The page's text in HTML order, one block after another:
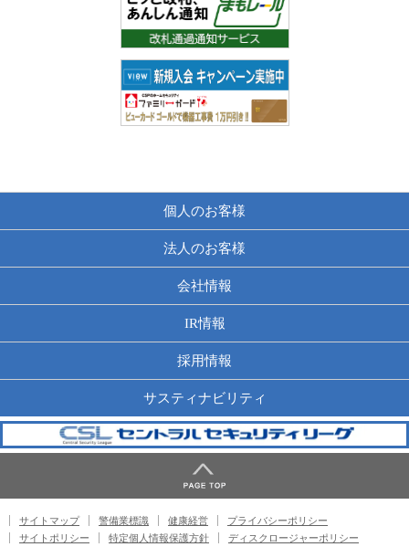
個人のお客様
法人のお客様
会社情報
IR情報
採用情報
サスティナビリティ
サイトマップ 警備業標識 健康経営
プライバシーポリシー
サイトポリシー
特定個人情報保護方針 ディスクロージャーポリシー